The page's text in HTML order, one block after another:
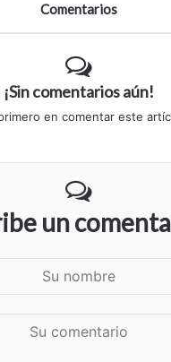
Comentarios
¡Sin comentarios aún!
en comentar este
un